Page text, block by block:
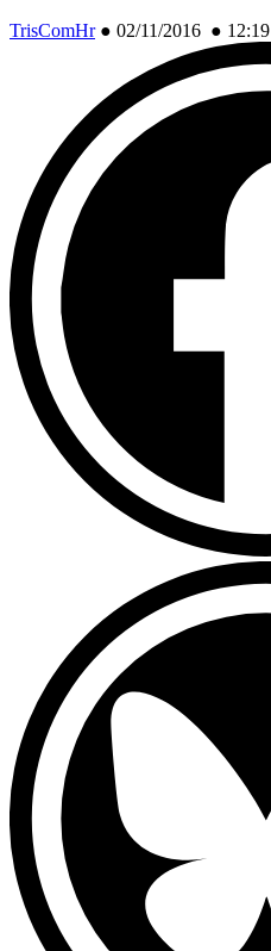
TrisComHr● 02/11/2016 ● 12:19